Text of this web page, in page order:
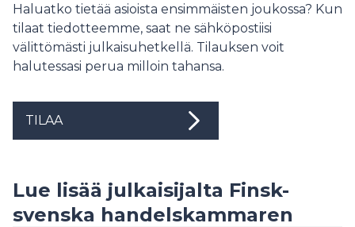
Haluatko tietää asioista ensimmäisten joukossa? Kun
tilaat tiedotteemme, saat ne sähköpostiisi
välittömästi julkaisuhetkellä. Tilauksen voit
halutessasi perua milloin tahansa.
TILAA
Lue lisää julkaisijalta Finsk-
svenska handelskammaren